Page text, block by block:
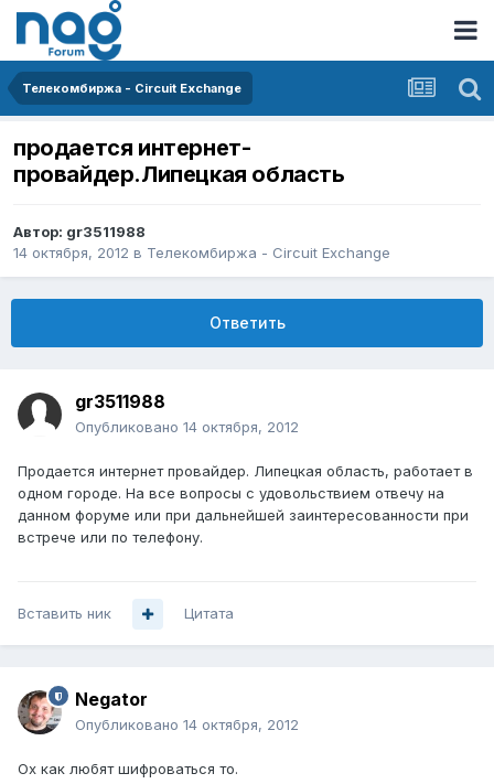
Телекомбиржа - Circuit Exchange
продается интернет-
провайдер.Липецкая область
Автор: gr3511988
14 октября, 2012 в Телекомбиржа - Circuit Exchange
Ответить
gr3511988
Опубликовано 14 октября, 2012
Продается интернет провайдер. Липецкая область, работает в
одном городе. На все вопросы с удовольствием отвечу на
данном форуме или при дальнейшей заинтересованности при
встрече или по телефону.
Вставить ник Цитата
Negator
Опубликовано 14 октября, 2012
Ох как любят шифроваться то.